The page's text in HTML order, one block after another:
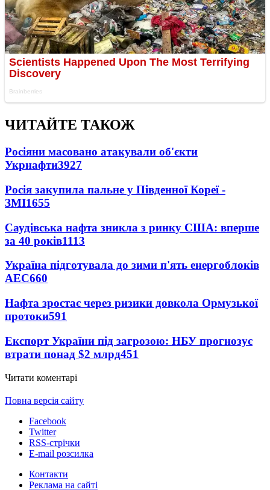
ЧИТАЙТЕ ТАКОЖ
Росіяни масовано атакували об'єкти
Укрнафти3927
Росія закупила пальне у Південної Кореї -
ЗМІ1655
Саудівська нафта зникла з ринку США: вперше
за 40 років1113
Україна підготувала до зими п'ять енергоблоків
АЕС660
Нафта зростає через ризики довкола Ормузької
протоки591
Експорт України під загрозою: НБУ прогнозує
втрати понад $2 млрд451
Читати коментарі
Повна версія сайту
Facebook
Twitter
RSS-стрічки
E-mail розсилка
Контакти
Реклама на сайті